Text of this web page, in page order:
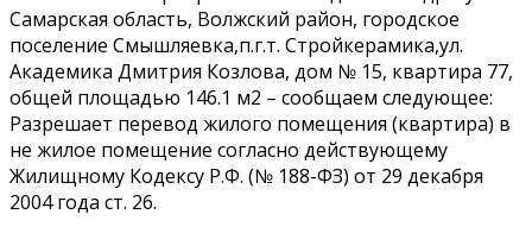
Самарская область, Волжский район, городское
поселение Смышляевка,п.г.т. Стройкерамика,ул.
Академика Дмитрия Козлова, дом № 15, квартира 77,
общей площадью 146.1 м2 – сообщаем следующее:
Разрешает перевод жилого помещения (квартира) в
не жилое помещение согласно действующему
Жилищному Кодексу Р.Ф. (№ 188-ФЗ) от 29 декабря
2004 года ст. 26.